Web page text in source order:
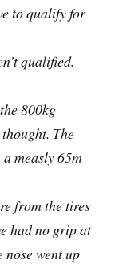
to qualify for
qualified.
800kg
The
measly 65m
from the tires
had no grip at
went up